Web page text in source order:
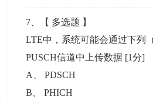
7 、【 多选题 】
LTE中，系统可能会通过下列
PUSCH信道中上传数据 [1分]
A
、PDSCH
B 、PHICH